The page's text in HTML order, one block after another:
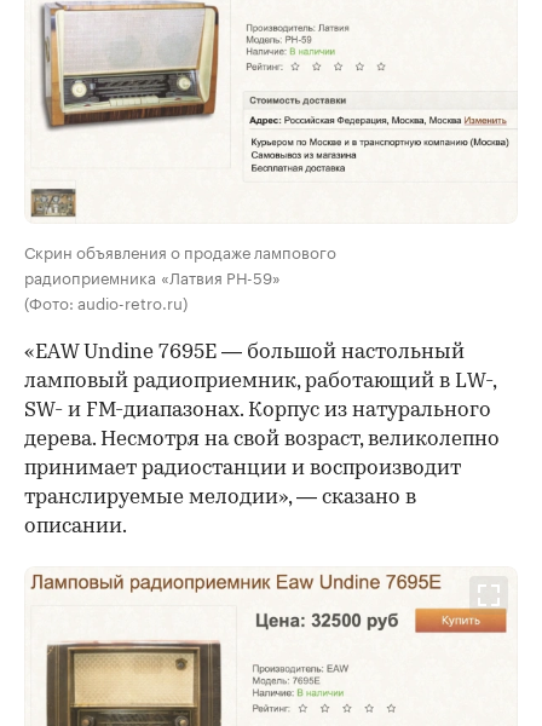
Скрин объявления о продаже лампового
радиоприемника «Латвия РН-59»
(Фото: audio-retro.ru)
«EAW Undine 7695E — большой настольный
ламповый радиоприемник, работающий в LW-,
SW- и FM-диапазонах. Корпус из натурального
дерева. Несмотря на свой возраст, великолепно
принимает радиостанции и воспроизводит
транслируемые мелодии», — сказано в
описании.